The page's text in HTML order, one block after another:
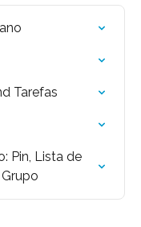
Tarefas
Pin, Lista de